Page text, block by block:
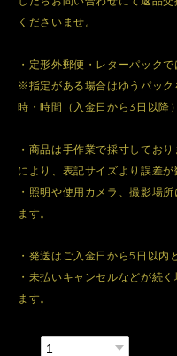
くださいませ。
・定形外郵便・レターパック
※指定がある場合はゆうパック
時・時間（入金日から3日以降
・商品は手作業で採寸してお
により、表記サイズより誤差
・照明や使用カメラ、撮影場
ます。
・発送はご入金日から5日以内
・未払いキャンセルなどが続
ます。